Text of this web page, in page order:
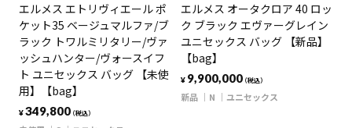
エルメス エトリヴィエール ポ
ケット35 ベージュマルファ/ブ
ラック トワルミリタリー/ヴァ
ッシュハンター/ヴォースイフ
ト ユニセックス バッグ 【未使
用】【bag】
¥349,800（税込）
エルメス オータクロア 40 ロッ
ク ブラック エヴァーグレイン
ユニセックス バッグ 【新品】
【bag】
¥ 9,900,000（税込）
新品 N ユニセックス